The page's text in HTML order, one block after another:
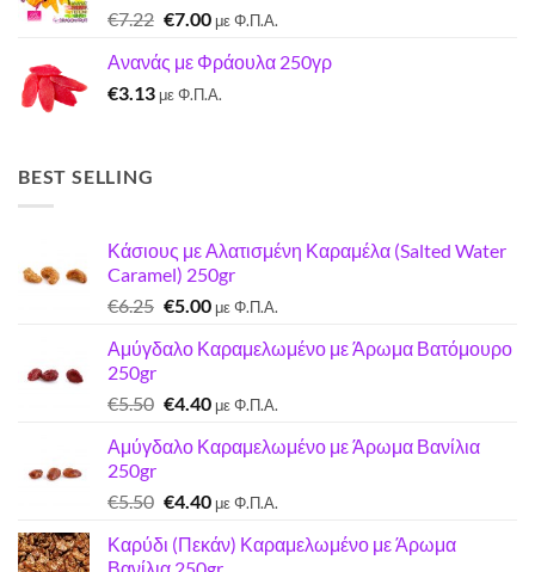
€7.22 Original
was:
€7.22.
€7.00Η
τιμή
είναι:
με Φ.Π.Α.
Ανανάς με Φράουλα 250γρ
€3.13 με Φ.Π.Α.
BEST SELLING
Κάσιους με Αλατισμένη Καραμέλα (Salted Water
Caramel) 250gr
€6.25 Original
was:
€5.00Η
τιμή
€5.00.
με Φ.Π.Α.
Αμύγδαλο Καραμελωμένο με Άρωμα Βατόμουρο
250gr
€5.50 Original
was:
€4.40Η
τιμή
€4.40.
με Φ.Π.Α.
Αμύγδαλο Καραμελωμένο με Άρωμα Βανίλια
250gr
€5.50 Original
was:
€4.40Η
τιμή
με Φ.Π.Α.
Καρύδι (Πεκάν) Καραμελωμένο με Άρωμα